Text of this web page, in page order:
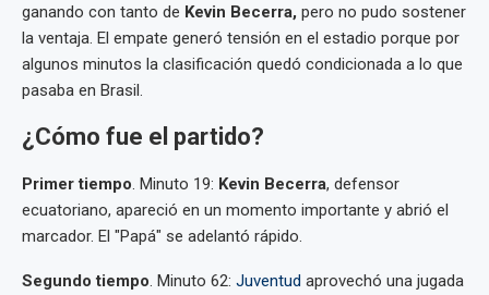
ganando con tanto de Kevin Becerra, pero no pudo sostener
la ventaja. El empate generó tensión en el estadio porque por
algunos minutos la clasificación quedó condicionada a lo que
pasaba en Brasil.
¿Cómo fue el partido?
Primer tiempo. Minuto 19: Kevin Becerra, defensor
ecuatoriano, apareció en un momento importante y abrió el
marcador. El "Papá" se adelantó rápido.
Segundo tiempo. Minuto 62: Juventud aprovechó una jugada